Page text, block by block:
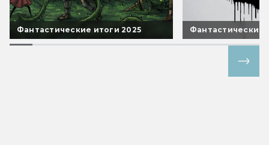
Фантастические итоги 2025 Фантастические